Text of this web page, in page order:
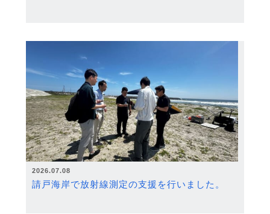
2026.07.08
請戸海岸で放射線測定の支援を行いました。